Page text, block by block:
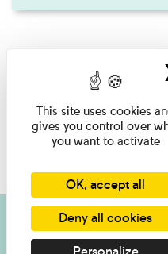
I want
This site uses cookies
gives you control over
you want to activate
OK, accept all
Deny all cookies